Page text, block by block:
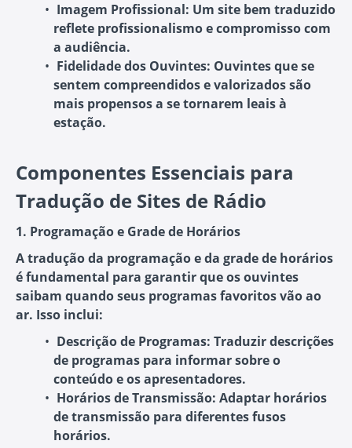
Imagem Profissional: Um site bem traduzido
reflete profissionalismo e compromisso com
a audiência.
Fidelidade dos Ouvintes: Ouvintes que se
sentem compreendidos e valorizados são
mais propensos a se tornarem leais à
estação.
Componentes Essenciais para
Tradução de Sites de Rádio
1. Programação e Grade de Horários
A tradução da programação e da grade de horários
é fundamental para garantir que os ouvintes
saibam quando seus programas favoritos vão ao
ar. Isso inclui:
Descrição de Programas: Traduzir descrições
de programas para informar sobre o
conteúdo e os apresentadores.
Horários de Transmissão: Adaptar horários
de transmissão para diferentes fusos
horários.